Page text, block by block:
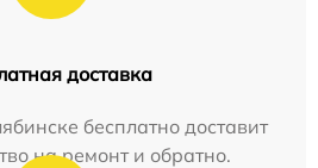
доставка
бесплатно доставит
на ремонт и обратно.